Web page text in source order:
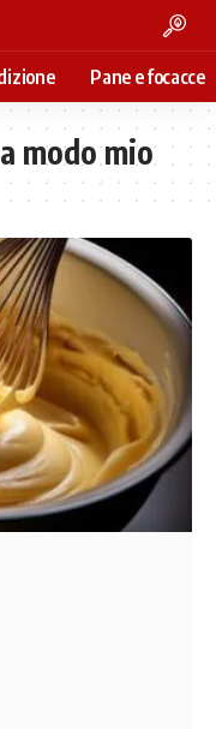
Pane e focacce
modo mio